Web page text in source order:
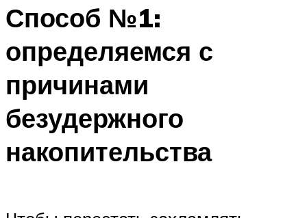
Способ №1:
определяемся с
причинами
безудержного
накопительства